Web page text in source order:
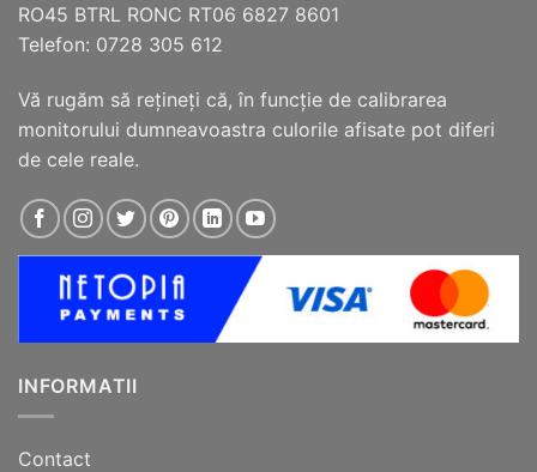
RO45 BTRL RONC RT06 6827 8601
Telefon: 0728 305 612
Vă rugăm să reţineţi că, în funcţie de calibrarea
monitorului dumneavoastra culorile afisate pot diferi
de cele reale.
INFORMATII
Contact